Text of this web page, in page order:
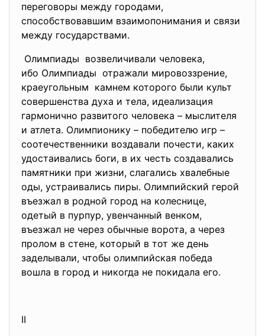
переговоры между городами,
способствовавшим взаимопонимания и связи
между государствами.
Олимпиады возвеличивали человека,
ибо Олимпиады отражали мировоззрение,
краеугольным камнем которого были культ
совершенства духа и тела, идеализация
гармонично развитого человека – мыслителя
и атлета. Олимпионику – победителю игр –
соотечественники воздавали почести, каких
удостаивались боги, в их честь создавались
памятники при жизни, слагались хвалебные
оды, устраивались пиры. Олимпийский герой
въезжал в родной город на колеснице,
одетый в пурпур, увенчанный венком,
въезжал не через обычные ворота, а через
пролом в стене, который в тот же день
заделывали, чтобы олимпийская победа
вошла в город и никогда не покидала его.
II